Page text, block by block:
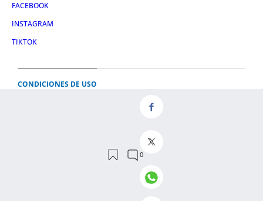
FACEBOOK
INSTAGRAM
TIKTOK
CONDICIONES DE USO